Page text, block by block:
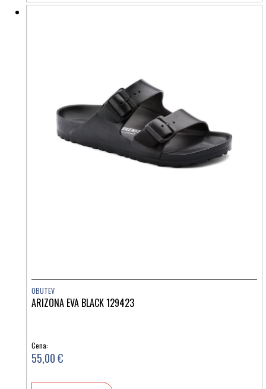
OBUTEV
ARIZONA EVA BLACK 129423
Cena:
55,00 €